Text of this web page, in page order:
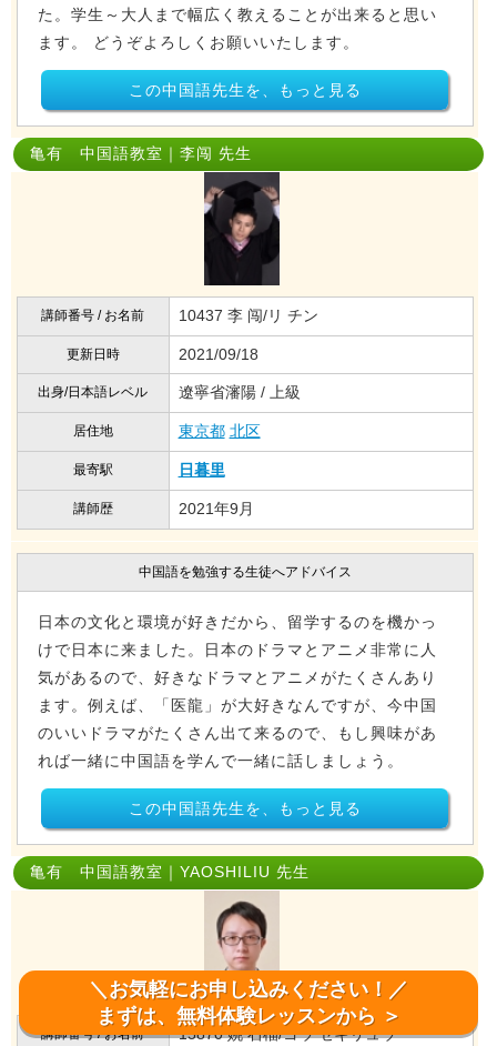
た。学生～大人まで幅広く教えることが出来ると思い
ます。 どうぞよろしくお願いいたします。
この中国語先生を、もっと見る
亀有 中国語教室｜李闯 先生
講師番号 / お名前 10437 李 闯/リ チン
更新日時 2021/09/18
出身/日本語レベル 遼寧省瀋陽 / 上級
居住地 東京都 北区
最寄駅 日暮里
講師歴 2021年9月
中国語を勉強する生徒へアドバイス
日本の文化と環境が好きだから、留学するのを機かっ
けで日本に来ました。日本のドラマとアニメ非常に人
気があるので、好きなドラマとアニメがたくさんあり
ます。例えば、「医龍」が大好きなんですが、今中国
のいいドラマがたくさん出て来るので、もし興味があ
れば一緒に中国語を学んで一緒に話しましょう。
この中国語先生を、もっと見る
亀有 中国語教室｜YAOSHILIU 先生
講師番号 / お名前 15870 姚 石榴/ヨウ セキリュウ
＼お気軽にお申し込みください！／
まずは、無料体験レッスンから ＞